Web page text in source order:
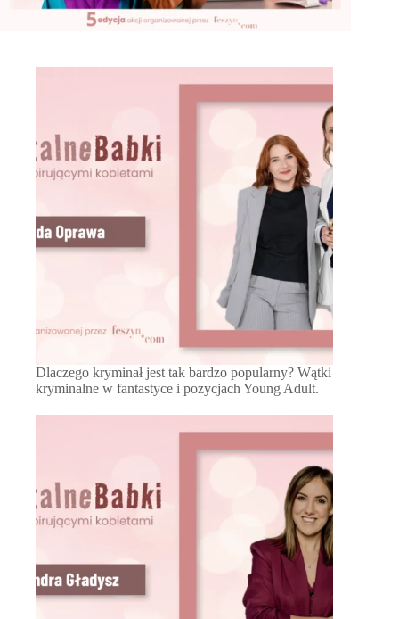
Dlaczego kryminał jest tak bardzo popularny? Wątki
kryminalne w fantastyce i pozycjach Young Adult.